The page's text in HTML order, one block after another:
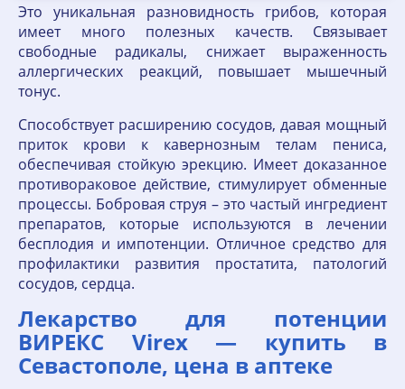
Это уникальная разновидность грибов, которая
имеет много полезных качеств. Связывает
свободные радикалы, снижает выраженность
аллергических реакций, повышает мышечный
тонус.
Способствует расширению сосудов, давая мощный
приток крови к кавернозным телам пениса,
обеспечивая стойкую эрекцию. Имеет доказанное
противораковое действие, стимулирует обменные
процессы. Бобровая струя – это частый ингредиент
препаратов, которые используются в лечении
бесплодия и импотенции. Отличное средство для
профилактики развития простатита, патологий
сосудов, сердца.
Лекарство для потенции
ВИРЕКС Virex — купить в
Севастополе, цена в аптеке